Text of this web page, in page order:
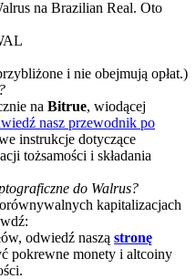
25000 USDT prize pool!
na Brazilian Real. Oto
i nie obejmują opłat.)
na Bitrue, wiodącej
nasz przewodnik po
instrukcje dotyczące
tożsamości i składania
do Walrus?
kapitalizacjach
odwiedź naszą stronę
pokrewne monety i altcoiny